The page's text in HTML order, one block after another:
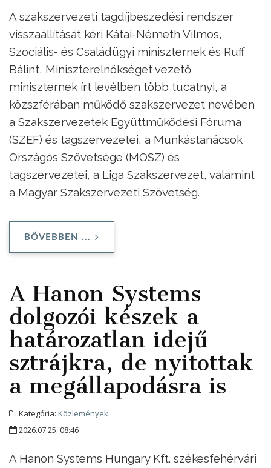
A szakszervezeti tagdíjbeszedési rendszer
visszaállítását kéri Kátai-Németh Vilmos,
Szociális- és Családügyi miniszternek és Ruff
Bálint, Miniszterelnökséget vezető
miniszternek írt levélben több tucatnyi, a
közszférában működő szakszervezet nevében
a Szakszervezetek Együttműködési Fóruma
(SZEF) és tagszervezetei, a Munkástanácsok
Országos Szövetsége (MOSZ) és
tagszervezetei, a Liga Szakszervezet, valamint
a Magyar Szakszervezeti Szövetség.
BŐVEBBEN ...
A Hanon Systems
dolgozói készek a
határozatlan idejű
sztrájkra, de nyitottak
a megállapodásra is
Kategória: Közlemények
2026.07.25. 08:46
A Hanon Systems Hungary Kft. székesfehérvári